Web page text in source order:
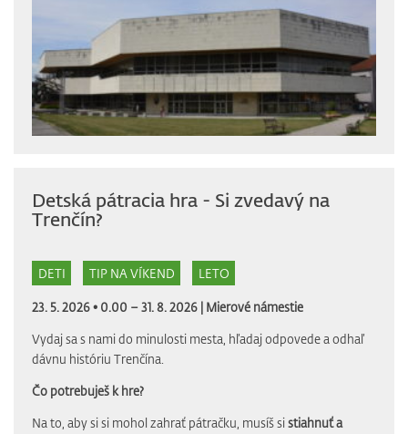
Detská pátracia hra - Si zvedavý na
Trenčín?
DETI TIP NA VÍKEND LETO
23. 5. 2026 • 0.00 – 31. 8. 2026 | Mierové námestie
Vydaj sa s nami do minulosti mesta, hľadaj odpovede a odhaľ
dávnu históriu Trenčína.
Čo potrebuješ k hre?
Na to, aby si si mohol zahrať pátračku, musíš sistiahnuť a